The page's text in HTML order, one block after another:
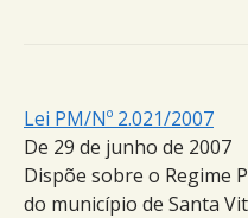
Lei PM/Nº 2.021/2007
De 29 de junho de 2007
Dispõe sobre o Regime
do município de Santa